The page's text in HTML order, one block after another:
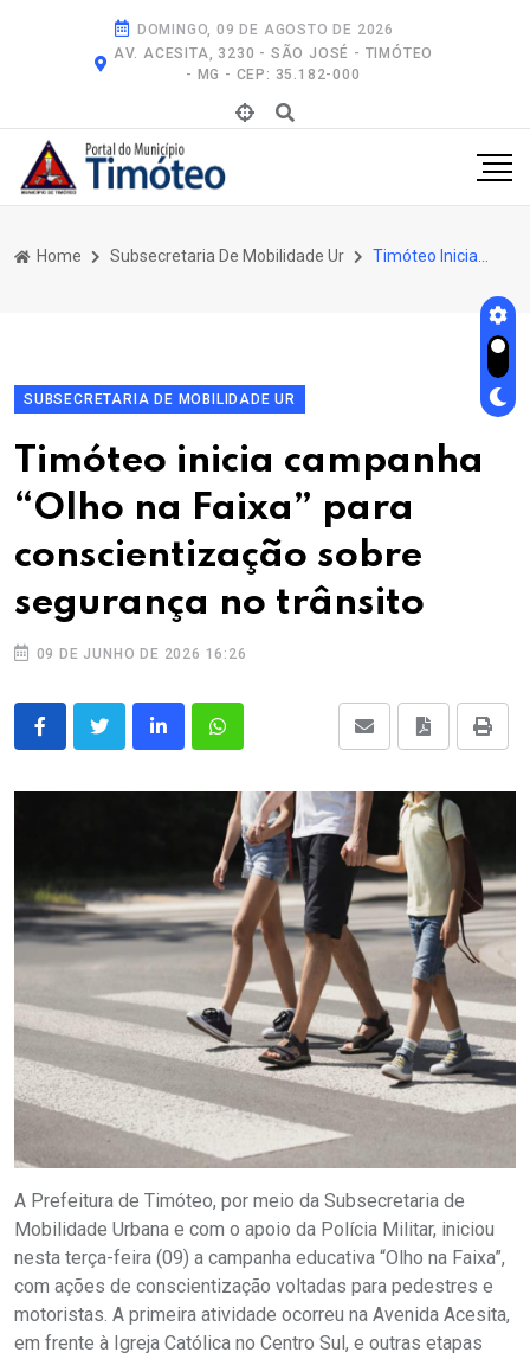
DOMINGO, 09 DE AGOSTO DE 2026
AV. ACESITA, 3230 - SÃO JOSÉ - TIMÓTEO
- MG - CEP: 35.182-000
Home Subsecretaria De Mobilidade Ur
SUBSECRETARIA DE MOBILIDADE UR
Timóteo inicia campanha
“Olho na Faixa” para
conscientização sobre
segurança no trânsito
09 DE JUNHO DE 2026 16:26
A Prefeitura de Timóteo, por meio da Subsecretaria de
Mobilidade Urbana e com o apoio da Polícia Militar, iniciou
nesta terça-feira (09) a campanha educativa “Olho na Faixa”,
com ações de conscientização voltadas para pedestres e
motoristas. A primeira atividade ocorreu na Avenida Acesita,
em frente à Igreja Católica no Centro Sul, e outras etapas